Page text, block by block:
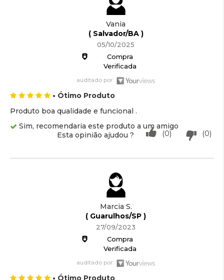
Vania
( Salvador/BA )
05/10/2025
Compra
Verificada
auditado por:
• Ótimo Produto
Produto boa qualidade e funcional .
Sim, recomendaria este produto a um amigo
(0)
(0)
Esta opinião ajudou ?
Marcia S.
( Guarulhos/SP )
27/09/2023
Compra
Verificada
auditado por:
• Ótimo Produto